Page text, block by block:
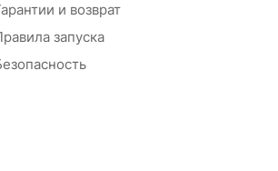
и возврат
запуска